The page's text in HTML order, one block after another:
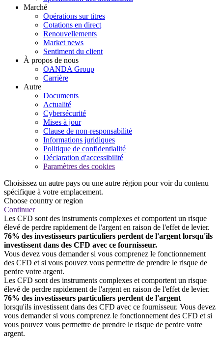
Marché
Opérations sur titres
Cotations en direct
Renouvellements
Market news
Sentiment du client
À propos de nous
OANDA Group
Carrière
Autre
Documents
Actualité
Cybersécurité
Mises à jour
Clause de non-responsabilité
Informations juridiques
Politique de confidentialité
Déclaration d'accessibilité
Paramètres des cookies
Choisissez un autre pays ou une autre région pour voir du contenu
spécifique à votre emplacement.
Choose country or region
Continuer
Les CFD sont des instruments complexes et comportent un risque
élevé de perdre rapidement de l'argent en raison de l'effet de levier.
76% des investisseurs particuliers perdent de l'argent lorsqu'ils
investissent dans des CFD avec ce fournisseur.
Vous devez vous demander si vous comprenez le fonctionnement
des CFD et si vous pouvez vous permettre de prendre le risque de
perdre votre argent.
Les CFD sont des instruments complexes et comportent un risque
élevé de perdre rapidement de l'argent en raison de l'effet de levier.
76% des investisseurs particuliers perdent de l'argent
lorsqu'ils investissent dans des CFD avec ce fournisseur. Vous devez
vous demander si vous comprenez le fonctionnement des CFD et si
vous pouvez vous permettre de prendre le risque de perdre votre
argent.